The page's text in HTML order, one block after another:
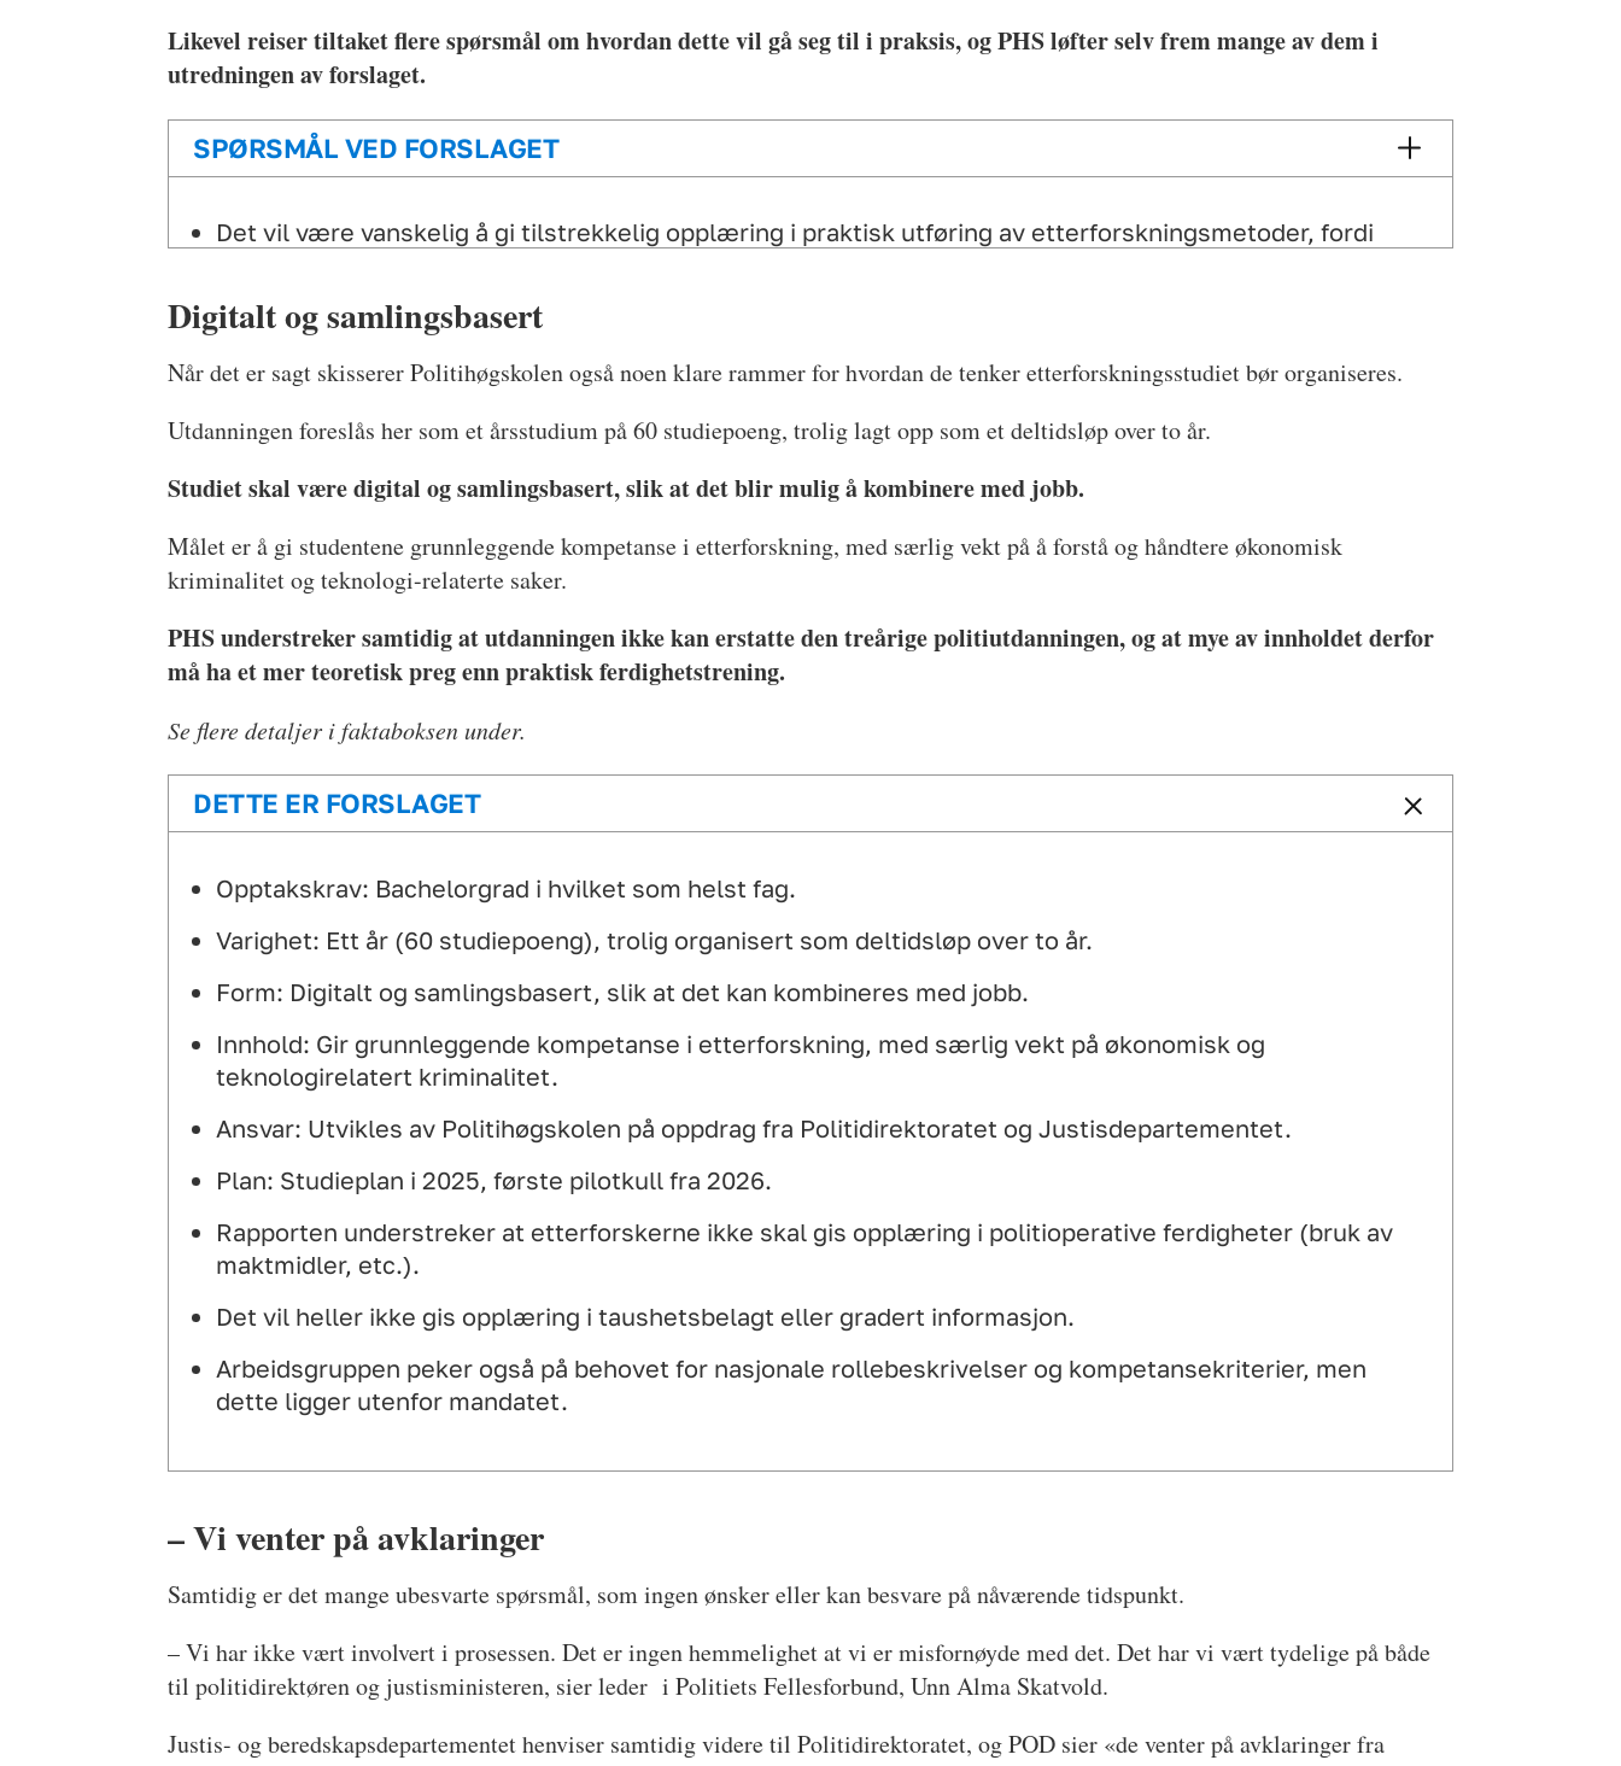
Likevel reiser tiltaket flere spørsmål om hvordan dette vil gå seg til i praksis, og PHS løfter selv frem mange av dem i
utredningen av forslaget.
SPØRSMÅL VED FORSLAGET
Det vil være vanskelig å gi tilstrekkelig opplæring i praktisk utføring av etterforskningsmetoder, fordi
Etterforskning er et bredt og sammensatt fagområde, som bygger på mange andre disipliner (juss,
psykologi, teknologi, språk osv.). Hvordan ivareta denne bredden i et så kort studium?
Norsk politi bygger på generalistprinsippet – etterforskere forventes å kunne håndtere de fleste typer
Politihøgskolens etter- og videreutdanninger, men det vil kreve endringer i dagens opptakskrav
Myndighet, uniformering og plassering i gradssystemet er ikke vurdert i rapporten – dette ligger utenfor
mandatet, men fremstår som åpne spørsmål.
Digitalt og samlingsbasert
Når det er sagt skisserer Politihøgskolen også noen klare rammer for hvordan de tenker etterforskningsstudiet bør organiseres.
Utdanningen foreslås her som et årsstudium på 60 studiepoeng, trolig lagt opp som et deltidsløp over to år.
Studiet skal være digital og samlingsbasert, slik at det blir mulig å kombinere med jobb.
Målet er å gi studentene grunnleggende kompetanse i etterforskning, med særlig vekt på å forstå og håndtere økonomisk
kriminalitet og teknologi-relaterte saker.
PHS understreker samtidig at utdanningen ikke kan erstatte den treårige politiutdanningen, og at mye av innholdet derfor
må ha et mer teoretisk preg enn praktisk ferdighetstrening.
Se flere detaljer i faktaboksen under.
DETTE ER FORSLAGET
Opptakskrav: Bachelorgrad i hvilket som helst fag.
Varighet: Ett år (60 studiepoeng), trolig organisert som deltidsløp over to år.
Form: Digitalt og samlingsbasert, slik at det kan kombineres med jobb.
Innhold: Gir grunnleggende kompetanse i etterforskning, med særlig vekt på økonomisk og
teknologirelatert kriminalitet.
Ansvar: Utvikles av Politihøgskolen på oppdrag fra Politidirektoratet og Justisdepartementet.
Plan: Studieplan i 2025, første pilotkull fra 2026.
Rapporten understreker at etterforskerne ikke skal gis opplæring i politioperative ferdigheter (bruk av
maktmidler, etc.).
Det vil heller ikke gis opplæring i taushetsbelagt eller gradert informasjon.
Arbeidsgruppen peker også på behovet for nasjonale rollebeskrivelser og kompetansekriterier, men
dette ligger utenfor mandatet.
– Vi venter på avklaringer
Samtidig er det mange ubesvarte spørsmål, som ingen ønsker eller kan besvare på nåværende tidspunkt.
– Vi har ikke vært involvert i prosessen. Det er ingen hemmelighet at vi er misfornøyde med det. Det har vi vært tydelige på både
til politidirektøren og justisministeren, sier leder i Politiets Fellesforbund, Unn Alma Skatvold.
Justis- og beredskapsdepartementet henviser samtidig videre til Politidirektoratet, og POD sier «de venter på avklaringer fra